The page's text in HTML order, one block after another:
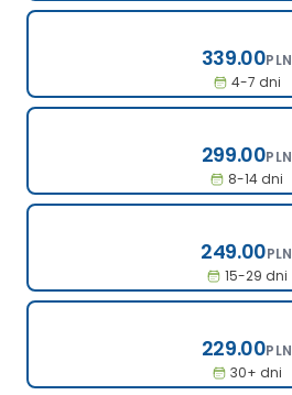
339.00PLN
4-7 dni
299.00PLN
8-14 dni
249.00PLN
15-29 dni
229.00PLN
30+ dni